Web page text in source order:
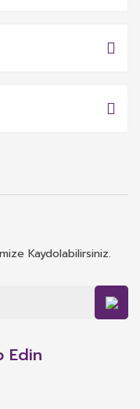
Kaydolabilirsiniz.
Edin